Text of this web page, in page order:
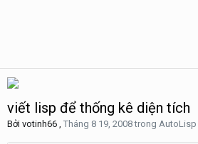
viết lisp để thống kê diện tích
Bởi votinh66 , Tháng 8 19, 2008trong AutoLisp